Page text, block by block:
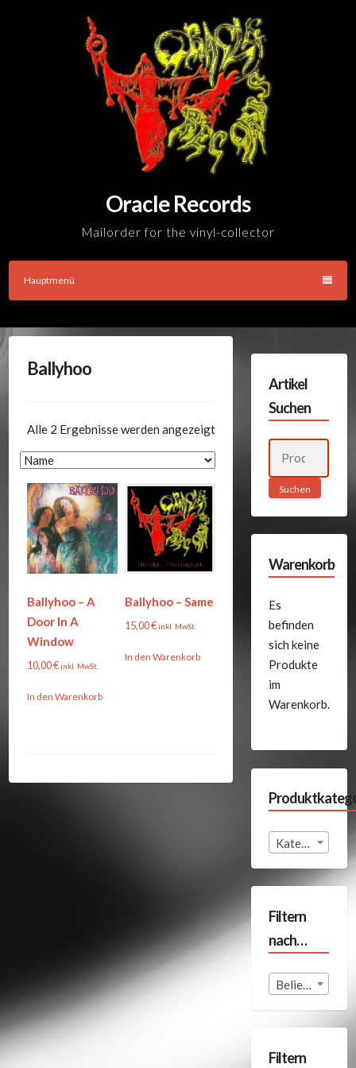
Oracle Records
Mailorder for the vinyl-collector
Hauptmenü
Ballyhoo
Alle 2 Ergebnisse werden angezeigt
Ballyhoo – A
Door In A
Window
10,00€inkl. MwSt.
In den Warenkorb
Ballyhoo – Same
15,00€inkl. MwSt.
In den Warenkorb
Artikel
Suchen
Suchen
Warenkorb
Es
befinden
sich keine
Produkte
im
Warenkorb.
Kategorie auswählen
Filtern
nach…
Beliebige Format
Filtern